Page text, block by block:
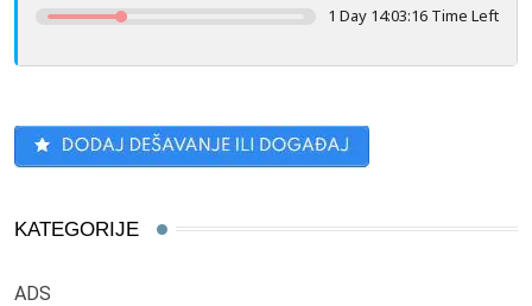
1 Day 14:03:16 Time Left
KATEGORIJE
ADS